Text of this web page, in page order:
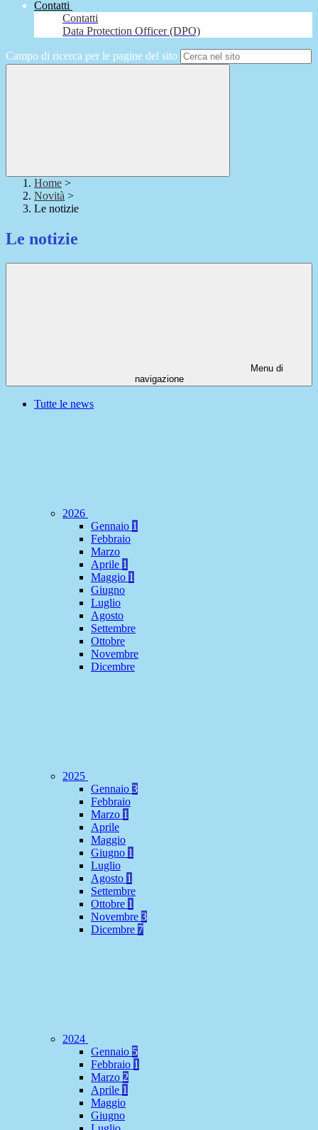
Contatti
Contatti
Data Protection Officer (DPO)
Campo di ricerca per le pagine del sito
Home >
Novità >
Le notizie
Le notizie
Menu di
navigazione
Tutte le news
2026
Gennaio 1
Febbraio
Marzo
Aprile 1
Maggio 1
Giugno
Luglio
Agosto
Settembre
Ottobre
Novembre
Dicembre
2025
Gennaio 3
Febbraio
Marzo 1
Aprile
Maggio
Giugno 1
Luglio
Agosto 1
Settembre
Ottobre 1
Novembre 3
Dicembre 7
2024
Gennaio 5
Febbraio 1
Marzo 2
Aprile 1
Maggio
Giugno